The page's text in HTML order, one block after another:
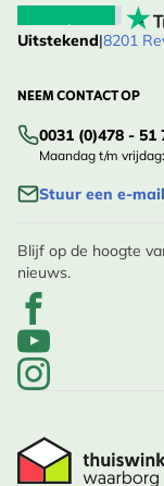
Uitstekend|8201
NEEM CONTACT OP
0031 (0)478 - 51
Maandag t/m
Stuur een e-mail
Blijf op de hoogte
nieuws.